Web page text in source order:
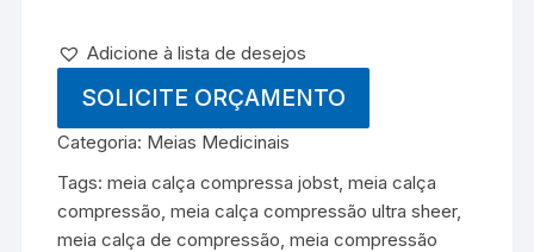
Adicione à lista de desejos
SOLICITE ORÇAMENTO
Categoria: Meias Medicinais
Tags:meia calça compressa jobst,meia calça
compressão,meia calça compressão ultra sheer,
meia calça de compressão,meia compressão